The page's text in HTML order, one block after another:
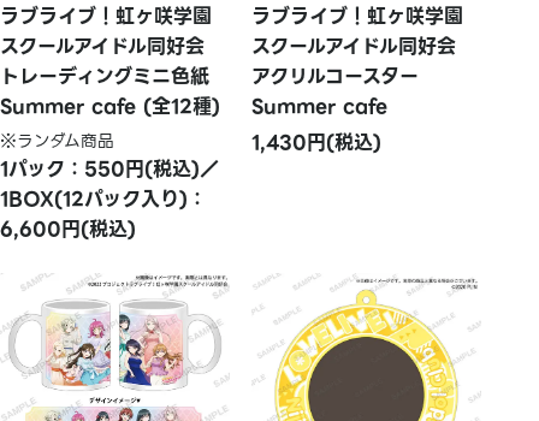
ラブライブ！虹ヶ咲学園
スクールアイドル同好会
トレーディングミニ色紙
Summer cafe (全12種)
※ランダム商品
1パック：550円(税込)／
1BOX(12パック入り)：
6,600円(税込)
ラブライブ！虹ヶ咲学園
スクールアイドル同好会
アクリルコースター
Summer cafe
1,430円(税込)